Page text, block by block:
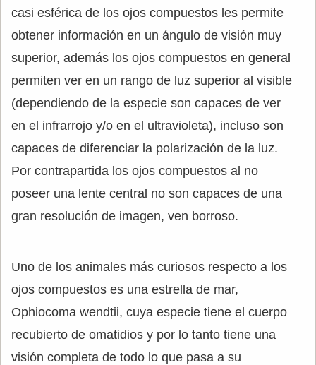
casi esférica de los ojos compuestos les permite
obtener información en un ángulo de visión muy
superior, además los ojos compuestos en general
permiten ver en un rango de luz superior al visible
(dependiendo de la especie son capaces de ver
en el infrarrojo y/o en el ultravioleta), incluso son
capaces de diferenciar la polarización de la luz.
Por contrapartida los ojos compuestos al no
poseer una lente central no son capaces de una
gran resolución de imagen, ven borroso.
Uno de los animales más curiosos respecto a los
ojos compuestos es una estrella de mar,
Ophiocoma wendtii, cuya especie tiene el cuerpo
recubierto de omatidios y por lo tanto tiene una
visión completa de todo lo que pasa a su